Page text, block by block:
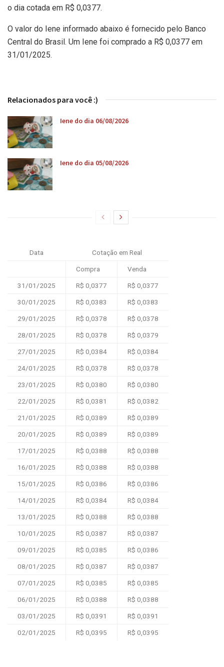
o dia cotada em R$ 0,0377.
O valor do Iene informado abaixo é fornecido pelo Banco
Central do Brasil. Um Iene foi comprado a R$ 0,0377 em
31/01/2025.
Relacionados para você :)
Iene do dia 06/08/2026
Iene do dia 05/08/2026
Data Cotação em Real
Compra Venda
31/01/2025 R$ 0,0377 R$ 0,0377
30/01/2025 R$ 0,0383 R$ 0,0383
29/01/2025 R$ 0,0378 R$ 0,0378
28/01/2025 R$ 0,0378 R$ 0,0379
27/01/2025 R$ 0,0384 R$ 0,0384
24/01/2025 R$ 0,0378 R$ 0,0378
23/01/2025 R$ 0,0380 R$ 0,0380
22/01/2025 R$ 0,0381 R$ 0,0382
21/01/2025 R$ 0,0389 R$ 0,0389
20/01/2025 R$ 0,0389 R$ 0,0389
17/01/2025 R$ 0,0388 R$ 0,0388
16/01/2025 R$ 0,0388 R$ 0,0388
15/01/2025 R$ 0,0386 R$ 0,0386
14/01/2025 R$ 0,0384 R$ 0,0384
13/01/2025 R$ 0,0388 R$ 0,0388
10/01/2025 R$ 0,0387 R$ 0,0387
09/01/2025 R$ 0,0385 R$ 0,0386
08/01/2025 R$ 0,0387 R$ 0,0387
07/01/2025 R$ 0,0385 R$ 0,0385
06/01/2025 R$ 0,0388 R$ 0,0388
03/01/2025 R$ 0,0391 R$ 0,0391
02/01/2025 R$ 0,0395 R$ 0,0395